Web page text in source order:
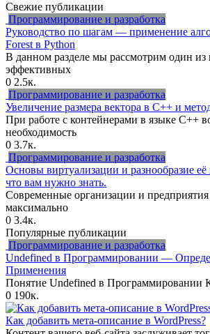
Свежие публикации
Программирование и разработка
Руководство по шагам — применение
Forest в Python
В данном разделе мы рассмотрим один из
эффективных
0 2.5к.
Программирование и разработка
Увеличение размера вектора в C++ и
При работе с контейнерами в языке C++
необходимость
0 3.7к.
Программирование и разработка
Основы виртуализации и разнообразие
что вам нужно знать.
Современные организации и предприятия
максимально
0 3.4к.
Популярные публикации
Программирование и разработка
Undefined в Программировании —
Применения
Понятие Undefined в Программировании
0 190к.
Как добавить мета-описание в WordPress?